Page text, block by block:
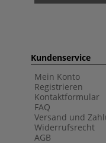
Kundenservice
Mein Konto
Registrieren
Kontaktformular
FAQ
Versand und
Widerrufsrecht
AGB